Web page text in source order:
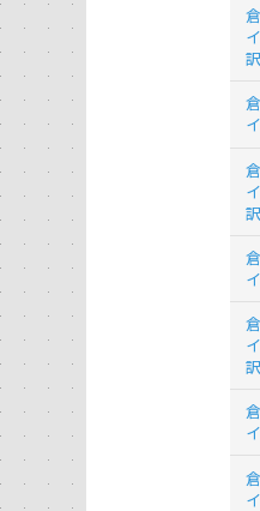
訳
訳
訳